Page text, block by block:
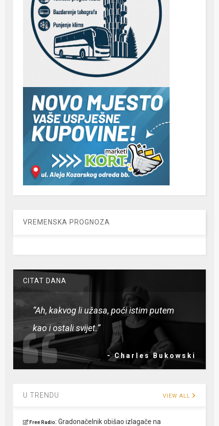
VREMENSKA PROGNOZA
CITAT DANA
“Ah, kakvog li užasa, poći istim putem
kao i ostali svijet.”
- Charles Bukowski
U TRENDU VIEW ALL
Free Radio:Gradonačelnik obišao izlagače na